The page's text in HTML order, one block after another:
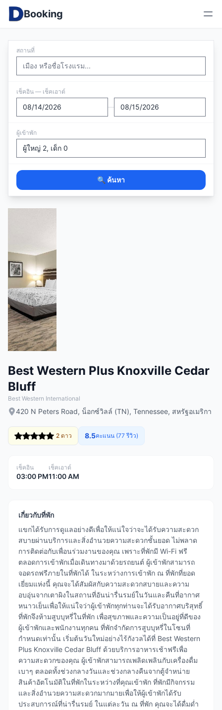
Booking
สถานที่
เช็คอิน — เช็คเอาต์
—
ผู้เข้าพัก
🔍 ค้นหา
Best Western Plus Knoxville Cedar
Bluff
Best Western International
420 N Peters Road, น็อกซ์วิลล์ (TN), Tennessee, สหรัฐอเมริกา
2 ดาว 8.5คะแนน (77 รีวิว)
เช็คอิน
03:00 PM
เช็คเอาต์
11:00 AM
เกี่ยวกับที่พัก
แขกได้รับการดูแลอย่างดีเพื่อให้แน่ใจว่าจะได้รับความสะดวก
สบายผ่านบริการและสิ่งอำนวยความสะดวกชั้นยอด ไม่พลาด
การติดต่อกับเพื่อนร่วมงานของคุณ เพราะที่พักมี Wi-Fi ฟรี
ตลอดการเข้าพักเมื่อเดินทางมาด้วยรถยนต์ ผู้เข้าพักสามารถ
จอดรถฟรีภายในที่พักได้ ในระหว่างการเข้าพัก ณ ที่พักที่ยอด
เยี่ยมแห่งนี้ คุณจะได้สัมผัสกับความสะดวกสบายและความ
อบอุ่นจากเตาผิงในสถานที่อันน่ารื่นรมย์ในวันและคืนที่อากาศ
หนาวเย็นเพื่อให้แน่ใจว่าผู้เข้าพักทุกท่านจะได้รับอากาศบริสุทธิ์
ที่พักจึงห้ามสูบบุหรี่ในที่พัก เพื่อสุขภาพและความเป็นอยู่ที่ดีของ
ผู้เข้าพักและพนักงานทุกคน ที่พักจำกัดการสูบบุหรี่ในโซนที่
กำหนดเท่านั้น เริ่มต้นวันใหม่อย่างไร้กังวลได้ที่ Best Western
Plus Knoxville Cedar Bluff ด้วยบริการอาหารเช้าฟรีเพื่อ
ความสะดวกของคุณ ผู้เข้าพักสามารถเพลิดเพลินกับเครื่องดื่ม
เบาๆ ตลอดทั้งช่วงกลางวันและช่วงกลางคืนจากตู้จำหน่าย
สินค้าอัตโนมัติในที่พักในระหว่างที่คุณเข้าพัก ที่พักมีกิจกรรม
และสิ่งอำนวยความสะดวกมากมายเพื่อให้ผู้เข้าพักได้รับ
ประสบการณ์ที่น่ารื่นรมย์ ในแต่ละวัน ณ ที่พัก คุณจะได้ดื่มด่ำ